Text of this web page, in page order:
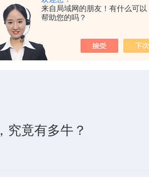
来自局域网的朋友！有什么可以
帮助您的吗？
当前位置： 首页
究竟有多牛？